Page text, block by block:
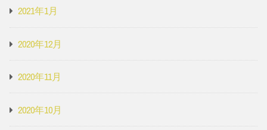
2021年1月
2020年12月
2020年11月
2020年10月